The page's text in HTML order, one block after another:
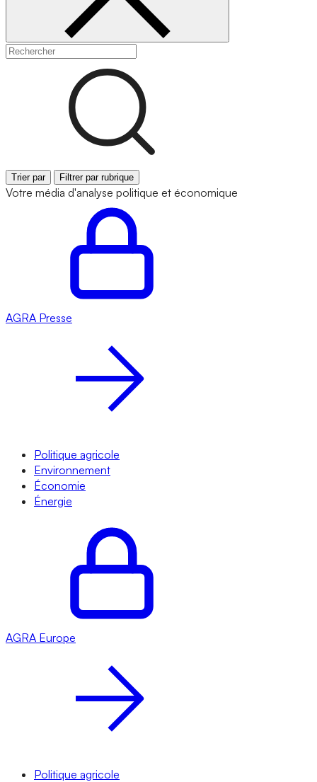
Trier par Filtrer par rubrique
Votre média d'analyse politique et économique
AGRA Presse
Politique agricole
Environnement
Économie
Énergie
AGRA Europe
Politique agricole